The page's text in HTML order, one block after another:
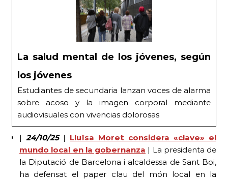
La salud mental de los jóvenes, según
los jóvenes
Estudiantes de secundaria lanzan voces de alarma
sobre acoso y la imagen corporal mediante
audiovisuales con vivencias dolorosas
| 24/10/25| Lluïsa Moret considera «clave» el
mundo local en la gobernanza | La presidenta de
la Diputació de Barcelona i alcaldessa de Sant Boi,
ha defensat el paper clau del món local en la